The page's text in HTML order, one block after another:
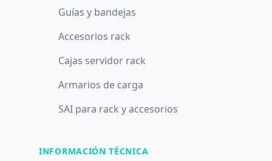
Guías y bandejas
Accesorios rack
Cajas servidor rack
Armarios de carga
SAI para rack y accesorios
INFORMACIÓN TÉCNICA